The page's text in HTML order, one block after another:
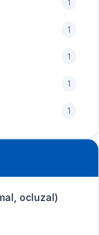
1
1
1
1
1
ocluzal)